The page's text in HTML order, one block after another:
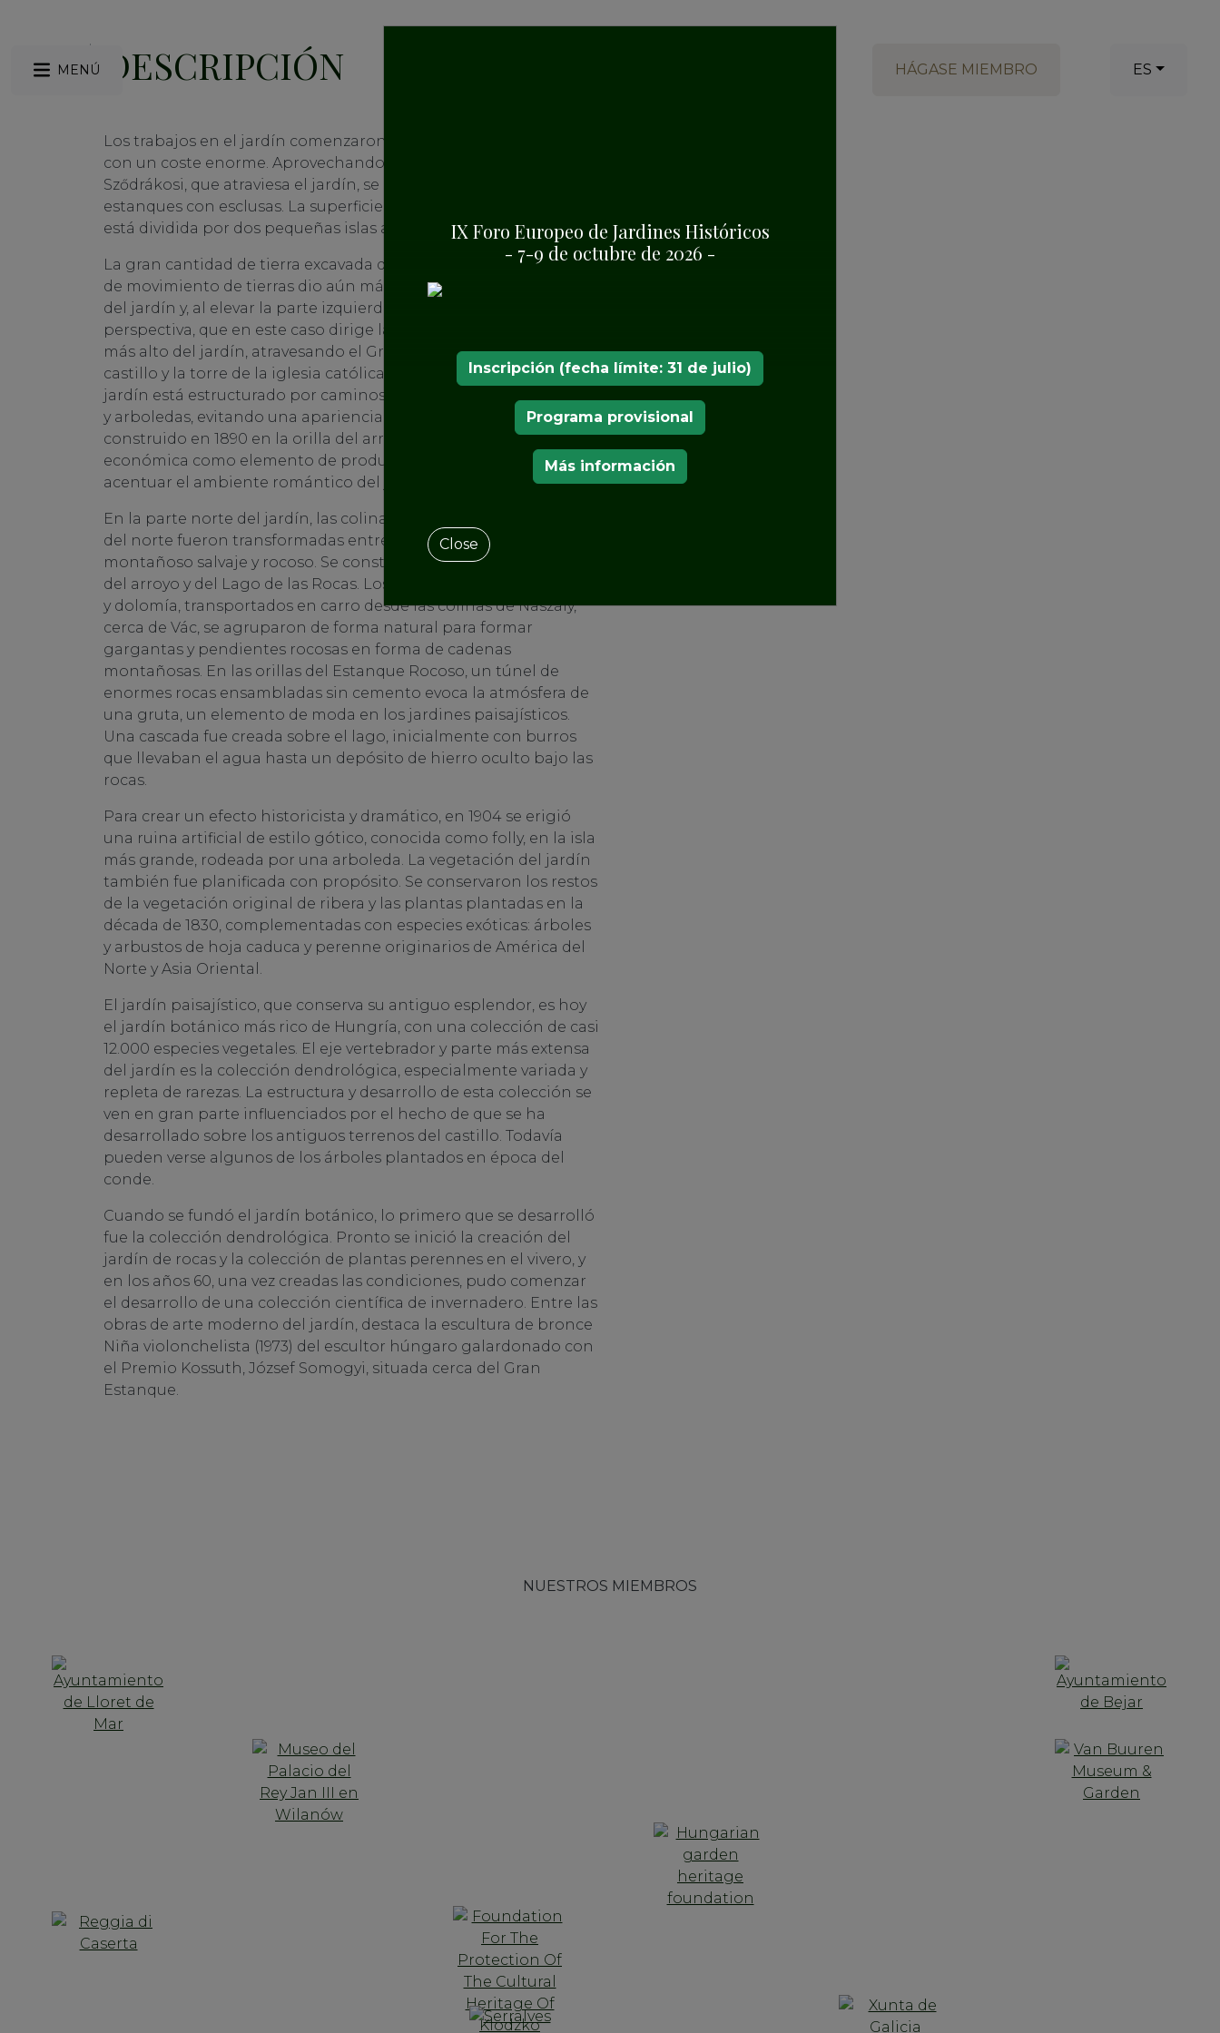
HÁGASE MIEMBRO
MENÚ ES
DESCRIPCIÓN
Los trabajos en el jardín comenzaron en la primavera de 1873,
con un coste enorme. Aprovechando el agua del arroyo
Sződrákosi, que atraviesa el jardín, se creó todo un sistema de
estanques con esclusas. La superficie de agua del Gran Estanque
está dividida por dos pequeñas islas artificiales.
La gran cantidad de tierra excavada durante las enormes obras
de movimiento de tierras dio aún más estructura a la superficie
del jardín y, al elevar la parte izquierda del arroyo, se creó la gran
perspectiva, que en este caso dirige la mirada desde el punto
más alto del jardín, atravesando el Gran Estanque hasta el
castillo y la torre de la iglesia católica, situada no muy lejos. El
jardín está estructurado por caminos sinuosos, miradores, claros
y arboledas, evitando una apariencia artificial. El molino de agua,
construido en 1890 en la orilla del arroyo, no tuvo una función
económica como elemento de producción, sino que se creó para
acentuar el ambiente romántico del jardín.
En la parte norte del jardín, las colinas arenosas del paisaje llano
del norte fueron transformadas entre 1893 y 1894 en un entorno
montañoso salvaje y rocoso. Se construyeron laderas a lo largo
del arroyo y del Lago de las Rocas. Los bloques de arenisca, caliza
y dolomía, transportados en carro desde las colinas de Naszály,
cerca de Vác, se agruparon de forma natural para formar
gargantas y pendientes rocosas en forma de cadenas
montañosas. En las orillas del Estanque Rocoso, un túnel de
enormes rocas ensambladas sin cemento evoca la atmósfera de
una gruta, un elemento de moda en los jardines paisajísticos.
Una cascada fue creada sobre el lago, inicialmente con burros
que llevaban el agua hasta un depósito de hierro oculto bajo las
rocas.
Para crear un efecto historicista y dramático, en 1904 se erigió
una ruina artificial de estilo gótico, conocida como folly, en la isla
más grande, rodeada por una arboleda. La vegetación del jardín
también fue planificada con propósito. Se conservaron los restos
de la vegetación original de ribera y las plantas plantadas en la
década de 1830, complementadas con especies exóticas: árboles
y arbustos de hoja caduca y perenne originarios de América del
Norte y Asia Oriental.
El jardín paisajístico, que conserva su antiguo esplendor, es hoy
el jardín botánico más rico de Hungría, con una colección de casi
12.000 especies vegetales. El eje vertebrador y parte más extensa
del jardín es la colección dendrológica, especialmente variada y
repleta de rarezas. La estructura y desarrollo de esta colección se
ven en gran parte influenciados por el hecho de que se ha
desarrollado sobre los antiguos terrenos del castillo. Todavía
pueden verse algunos de los árboles plantados en época del
conde.
Cuando se fundó el jardín botánico, lo primero que se desarrolló
fue la colección dendrológica. Pronto se inició la creación del
jardín de rocas y la colección de plantas perennes en el vivero, y
en los años 60, una vez creadas las condiciones, pudo comenzar
el desarrollo de una colección científica de invernadero. Entre las
obras de arte moderno del jardín, destaca la escultura de bronce
Niña violonchelista (1973) del escultor húngaro galardonado con
el Premio Kossuth, József Somogyi, situada cerca del Gran
Estanque.
NUESTROS MIEMBROS
IX Foro Europeo de Jardines Históricos
- 7-9 de octubre de 2026 -
Inscripción (fecha límite: 31 de julio)
Programa provisional
Más información
Close